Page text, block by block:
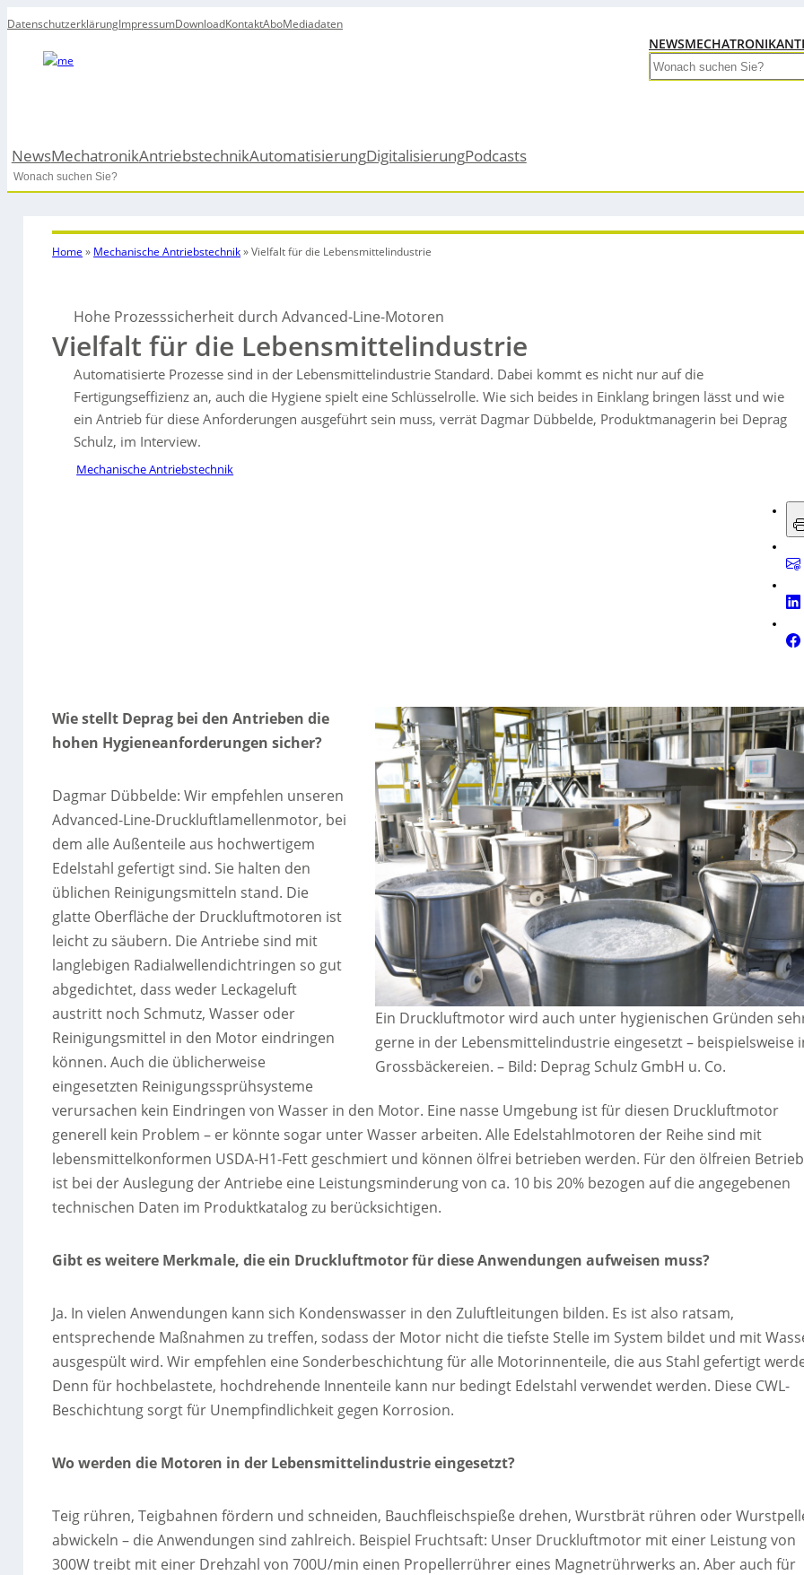
DatenschutzerklärungImpressumDownloadKontaktAboMediadaten
NEWSMECHATRONIK
Search
NewsMechatronikAntriebstechnikAutomatisierungDigitalisierungPodcasts
Search
Home » Mechanische Antriebstechnik»Vielfalt für die Lebensmittelindustrie
Hohe Prozesssicherheit durch Advanced-Line-Motoren
Vielfalt für die Lebensmittelindustrie
Automatisierte Prozesse sind in der Lebensmittelindustrie Standard. Dabei kommt es nicht nur auf die
Fertigungseffizienz an, auch die Hygiene spielt eine Schlüsselrolle. Wie sich beides in Einklang bringen lässt und wie
ein Antrieb für diese Anforderungen ausgeführt sein muss, verrät Dagmar Dübbelde, Produktmanagerin bei Deprag
Schulz, im Interview.
Mechanische Antriebstechnik
Ein Druckluftmotor wird auch unter hygienischen Gründen
gerne in der Lebensmittelindustrie eingesetzt – beispielsweise
Grossbäckereien. – Bild: Deprag Schulz GmbH u. Co.
Wie stellt Deprag bei den Antrieben die
hohen Hygieneanforderungen sicher?
Dagmar Dübbelde: Wir empfehlen unseren
Advanced-Line-Druckluftlamellenmotor, bei
dem alle Außenteile aus hochwertigem
Edelstahl gefertigt sind. Sie halten den
üblichen Reinigungsmitteln stand. Die
glatte Oberfläche der Druckluftmotoren ist
leicht zu säubern. Die Antriebe sind mit
langlebigen Radialwellendichtringen so gut
abgedichtet, dass weder Leckageluft
austritt noch Schmutz, Wasser oder
Reinigungsmittel in den Motor eindringen
können. Auch die üblicherweise
eingesetzten Reinigungssprühsysteme
verursachen kein Eindringen von Wasser in den Motor. Eine nasse Umgebung ist für diesen Druckluftmotor
generell kein Problem – er könnte sogar unter Wasser arbeiten. Alle Edelstahlmotoren der Reihe sind mit
lebensmittelkonformen USDA-H1-Fett geschmiert und können ölfrei betrieben werden. Für den ölfreien Betrieb
ist bei der Auslegung der Antriebe eine Leistungsminderung von ca. 10 bis 20% bezogen auf die angegebenen
technischen Daten im Produktkatalog zu berücksichtigen.
Gibt es weitere Merkmale, die ein Druckluftmotor für diese Anwendungen aufweisen muss?
Ja. In vielen Anwendungen kann sich Kondenswasser in den Zuluftleitungen bilden. Es ist also ratsam,
entsprechende Maßnahmen zu treffen, sodass der Motor nicht die tiefste Stelle im System bildet und mit
ausgespült wird. Wir empfehlen eine Sonderbeschichtung für alle Motorinnenteile, die aus Stahl gefertigt
Denn für hochbelastete, hochdrehende Innenteile kann nur bedingt Edelstahl verwendet werden. Diese CWL-
Beschichtung sorgt für Unempfindlichkeit gegen Korrosion.
Wo werden die Motoren in der Lebensmittelindustrie eingesetzt?
Teig rühren, Teigbahnen fördern und schneiden, Bauchfleischspieße drehen, Wurstbrät rühren oder
abwickeln – die Anwendungen sind zahlreich. Beispiel Fruchtsaft: Unser Druckluftmotor mit einer Leistung von
300W treibt mit einer Drehzahl von 700U/min einen Propellerrührer eines Magnetrührwerks an. Aber auch für